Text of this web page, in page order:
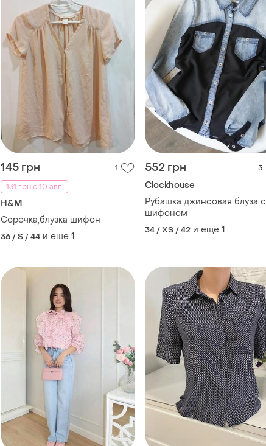
145 грн
1
131 грн с 10 авг.
H&M
Сорочка,блузка шифон
36 / S / 44 и еще 1
552 грн 3
Clockhouse
Рубашка джинсовая блуза с
шифоном
34 / XS / 42 и еще 1